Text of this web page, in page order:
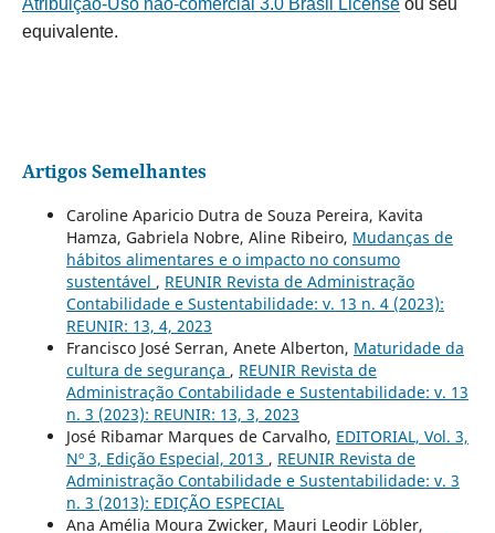
Atribuição-Uso não-comercial 3.0 Brasil Licenseou seu
equivalente.
Artigos Semelhantes
Caroline Aparicio Dutra de Souza Pereira, Kavita
Hamza, Gabriela Nobre, Aline Ribeiro, Mudanças de
hábitos alimentares e o impacto no consumo
sustentável , REUNIR Revista de Administração
Contabilidade e Sustentabilidade: v. 13 n. 4 (2023):
REUNIR: 13, 4, 2023
Francisco José Serran, Anete Alberton, Maturidade da
cultura de segurança , REUNIR Revista de
Administração Contabilidade e Sustentabilidade: v. 13
n. 3 (2023): REUNIR: 13, 3, 2023
José Ribamar Marques de Carvalho, EDITORIAL, Vol. 3,
Nº 3, Edição Especial, 2013 , REUNIR Revista de
Administração Contabilidade e Sustentabilidade: v. 3
n. 3 (2013): EDIÇÃO ESPECIAL
Ana Amélia Moura Zwicker, Mauri Leodir Löbler,